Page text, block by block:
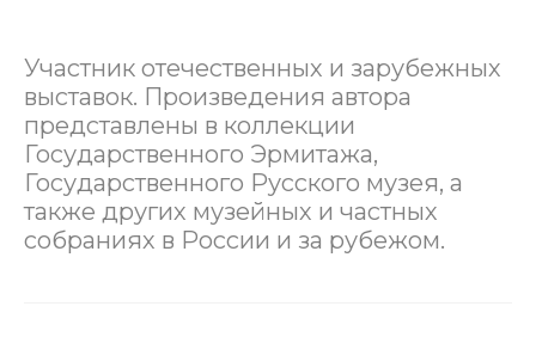
Участник отечественных и зарубежных
выставок. Произведения автора
представлены в коллекции
Государственного Эрмитажа,
Государственного Русского музея, а
также других музейных и частных
собраниях в России и за рубежом.